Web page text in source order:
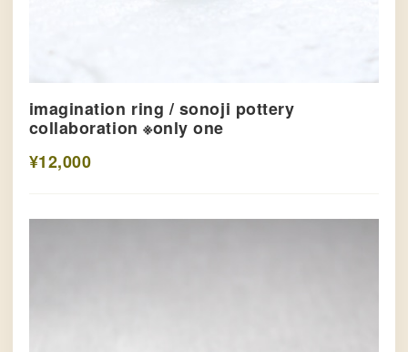
imagination ring / sonoji pottery
collaboration ※only one
¥12,000